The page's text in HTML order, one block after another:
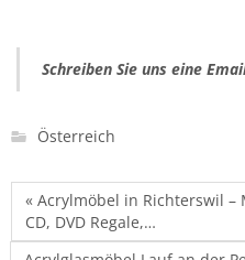
Schreiben Sie uns eine
Österreich
« Acrylmöbel in Richterswil
CD, DVD Regale,…